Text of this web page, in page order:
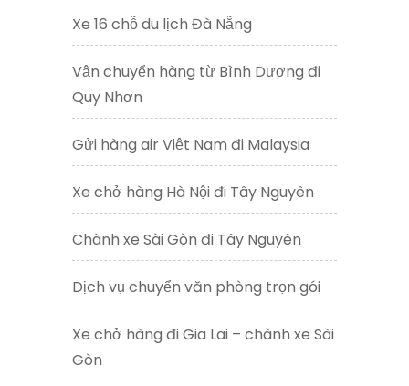
Xe 16 chỗ du lịch Đà Nẵng
Vận chuyển hàng từ Bình Dương đi
Quy Nhơn
Gửi hàng air Việt Nam đi Malaysia
Xe chở hàng Hà Nội đi Tây Nguyên
Chành xe Sài Gòn đi Tây Nguyên
Dịch vụ chuyển văn phòng trọn gói
Xe chở hàng đi Gia Lai – chành xe Sài
Gòn